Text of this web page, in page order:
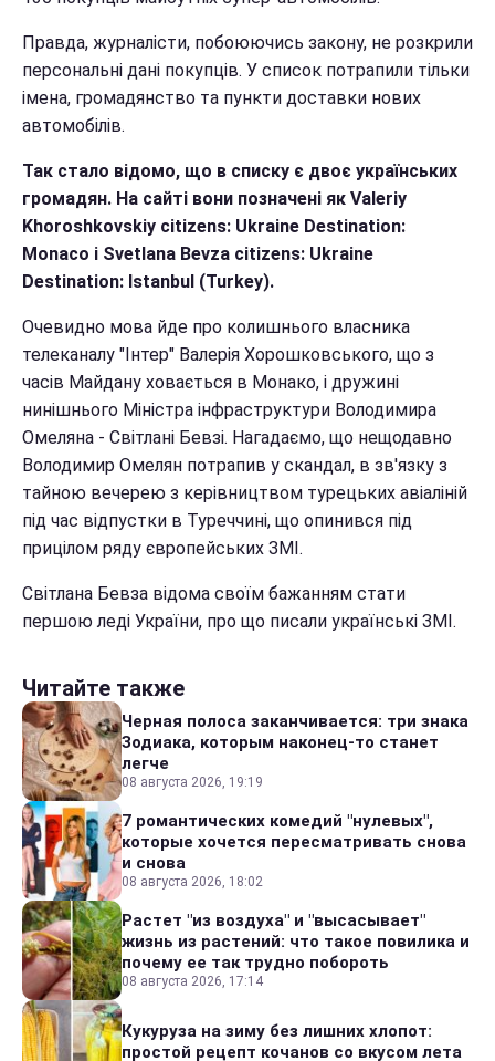
Правда, журналісти, побоюючись закону, не розкрили
персональні дані покупців. У список потрапили тільки
імена, громадянство та пункти доставки нових
автомобілів.
Так стало відомо, що в списку є двоє українських
громадян. На сайті вони позначені як Valeriy
Khoroshkovskiy citizens: Ukraine Destination:
Monaco і Svetlana Bevza citizens: Ukraine
Destination: Istanbul (Turkey).
Очевидно мова йде про колишнього власника
телеканалу "Інтер" Валерія Хорошковського, що з
часів Майдану ховається в Монако, і дружині
нинішнього Міністра інфраструктури Володимира
Омеляна - Світлані Бевзі. Нагадаємо, що нещодавно
Володимир Омелян потрапив у скандал, в зв'язку з
тайною вечерею з керівництвом турецьких авіаліній
під час відпустки в Туреччині, що опинився під
прицілом ряду європейських ЗМІ.
Світлана Бевза відома своїм бажанням стати
першою леді України, про що писали українські ЗМІ.
Читайте также
Черная полоса заканчивается: три знака
Зодиака, которым наконец-то станет
легче
08 августа 2026, 19:19
7 романтических комедий "нулевых",
которые хочется пересматривать снова
и снова
08 августа 2026, 18:02
Растет "из воздуха" и "высасывает"
жизнь из растений: что такое повилика и
почему ее так трудно побороть
08 августа 2026, 17:14
Кукуруза на зиму без лишних хлопот:
простой рецепт кочанов со вкусом лета